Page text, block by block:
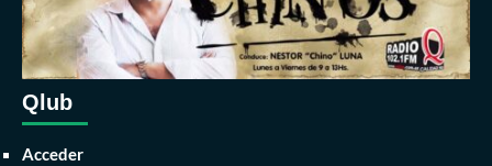
Qlub
Acceder